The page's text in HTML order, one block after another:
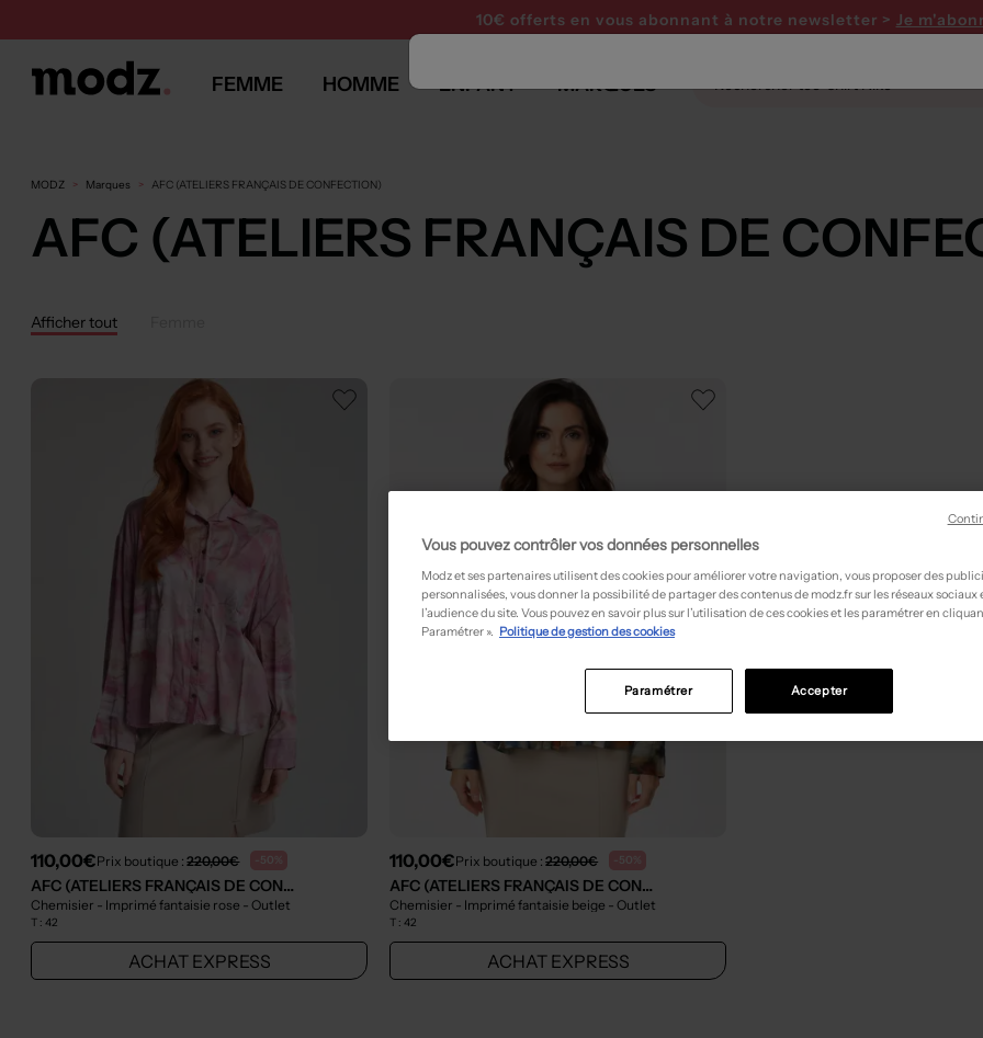
10€ offerts en vous abonnant à notre newsletter > Je
FEMME HOMME ENFANT MARQUES
MODZ Marques AFC (ATELIERS FRANÇAIS DE CONFECTION)
AFC (ATELIERS FRANÇAIS DE
Afficher tout
110,00€Prix boutique :220,00€ -50%
AFC (ATELIERS FRANÇAIS DE CONFECTION)
Chemisier - Imprimé fantaisie rose - Outlet
T :42
ACHAT EXPRESS
110,00€Prix boutique :220,00€ -50%
AFC (ATELIERS FRANÇAIS DE CONFECTION)
Chemisier - Imprimé fantaisie beige - Outlet
T :42
ACHAT EXPRESS
Vous pouvez contrôler vos données personnelles
Modz et ses partenaires utilisent des cookies pour améliorer votre navigation, vous proposer des
personnalisées, vous donner la possibilité de partager des contenus de modz.fr sur les réseaux sociaux
l’audience du site. Vous pouvez en savoir plus sur l’utilisation de ces cookies et les paramétrer en
Paramétrer ». Politique de gestion des cookies
Accepter
Paramétrer